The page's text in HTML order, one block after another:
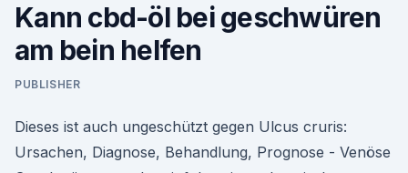
Kann cbd-öl bei geschwüren
am bein helfen
PUBLISHER
Dieses ist auch ungeschützt gegen Ulcus cruris:
Ursachen, Diagnose, Behandlung, Prognose - Venöse